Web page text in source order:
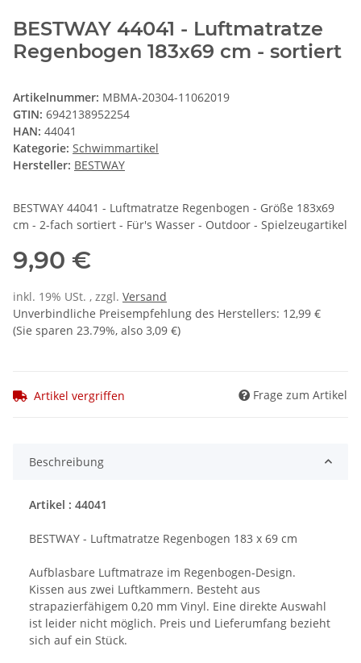
BESTWAY 44041 - Luftmatratze
Regenbogen 183x69 cm - sortiert
Artikelnummer: MBMA-20304-11062019
GTIN: 6942138952254
HAN: 44041
Kategorie: Schwimmartikel
Hersteller: BESTWAY
BESTWAY 44041 - Luftmatratze Regenbogen - Größe 183x69
cm - 2-fach sortiert - Für's Wasser - Outdoor - Spielzeugartikel
9,90 €
inkl. 19% USt. , zzgl. Versand
Unverbindliche Preisempfehlung des Herstellers: 12,99 €
(Sie sparen 23.79%, also 3,09 €)
Artikel vergriffen Frage zum Artikel
Beschreibung
Artikel : 44041
BESTWAY - Luftmatratze Regenbogen 183 x 69 cm
Aufblasbare Luftmatraze im Regenbogen-Design.
Kissen aus zwei Luftkammern. Besteht aus
strapazierfähigem 0,20 mm Vinyl. Eine direkte Auswahl
ist leider nicht möglich. Preis und Lieferumfang bezieht
sich auf ein Stück.